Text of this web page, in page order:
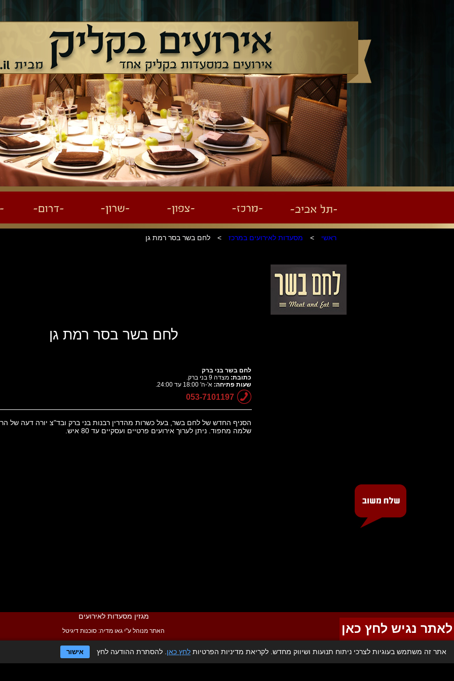
לאתר נגיש לחץ כאן
ראשי > מסעדות לאירועים במרכז > לחם בשר בסר רמת גן
לחם בשר בסר רמת גן
לחם בשר בני ברק
כתובת: מצדה 9 בני ברק.
שעות פתיחה: א'-ה' 18:00 עד 24:00.
053-7101197
הסניף החדש של לחם בשר, בעל כשרות מהדרין רבנות בני ברק ובד"צ יורה דעה של
שלמה מחפוד. ניתן לערוך אירועים פרטיים ועסקיים עד 80 איש.
מגזין מסעדות לאירועים
האתר מנוהל ע"י גאו מדיה: סוכנות דיגיטל
אתר זה משתמש בעוגיות לצרכי ניתוח תנועות ושיווק מחדש. לקריאת מדיניות הפרטיות לחץ כאן . להסתרת ההודעה לחץ אישור